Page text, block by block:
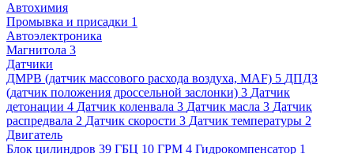
Автохимия
Промывка и присадки 1
Автоэлектроника
Магнитола 3
Датчики
ДМРВ (датчик массового расхода воздуха, MAF) 5 ДПДЗ
(датчик положения дроссельной заслонки) 3 Датчик
детонации 4 Датчик коленвала 3 Датчик масла 3 Датчик
распредвала 2 Датчик скорости 3 Датчик температуры 2
Двигатель
Блок цилиндров 39 ГБЦ 10 ГРМ 4 Гидрокомпенсатор 1